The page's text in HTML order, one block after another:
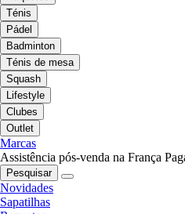
Ténis
Pádel
Badminton
Ténis de mesa
Squash
Lifestyle
Clubes
Outlet
Marcas
Assistência pós-venda na França
Pesquisar
Novidades
Sapatilhas